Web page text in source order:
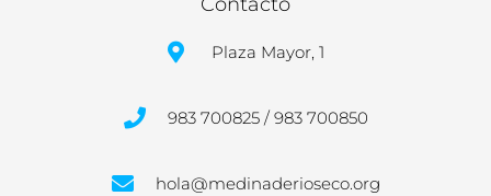
Plaza Mayor, 1
983 700825 / 983 700850
hola@medinaderioseco.org